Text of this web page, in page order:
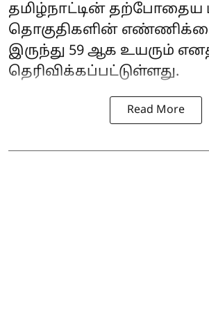
தமிழ்நாட்டின்
தொகுதிகளின்
இருந்து 59 ஆக உயரும்
தெரிவிக்கப்பட்டுள்ளது.
Read More